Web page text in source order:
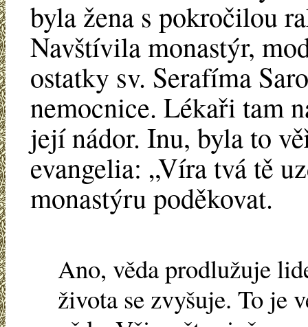
byla žena s pokročilou
Navštívila monastýr,
ostatky sv. Serafíma
nemocnice. Lékaři tam
její nádor. Inu, byla to
evangelia: „Víra tvá tě
monastýru poděkovat.
Ano, věda prodlužuje
života se zvyšuje. To je